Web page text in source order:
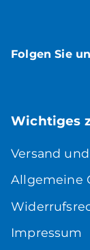
Folgen Sie
Wichtiges
Versand
Allgemeine
Impressum